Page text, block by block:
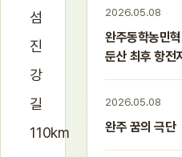
섬
진
강
길
110km
2026.05.08
완주동학농민
둔산 최후 항전
2026.05.08
완주 꿈의 극단